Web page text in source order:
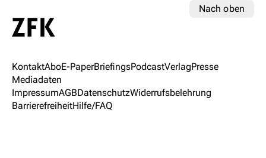
Nach oben
KontaktAboE-PaperBriefingsPodcastVerlagPresse
Mediadaten
ImpressumAGBDatenschutzWiderrufsbelehrung
BarrierefreiheitHilfe/FAQ